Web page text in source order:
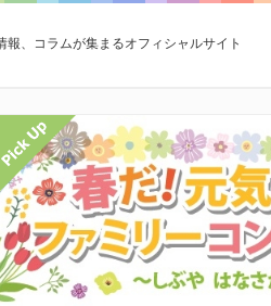
、コラムが集まるオフィシャルサイト